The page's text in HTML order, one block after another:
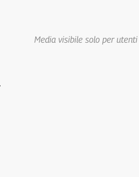
Media visibile solo per